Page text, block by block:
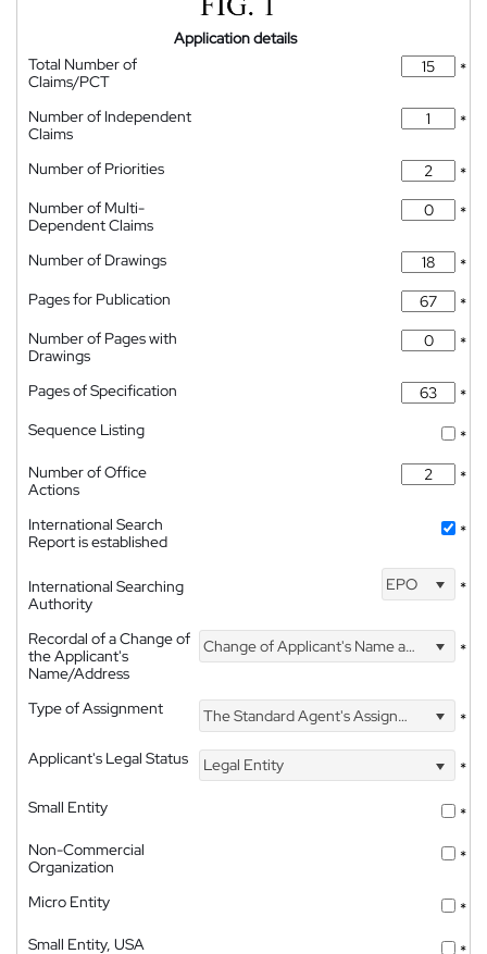
Application details
Total Number of
Claims/PCT
*
Number of Independent
Claims
*
Number of Priorities
*
Number of Multi-
Dependent Claims
*
Number of Drawings
*
Pages for Publication
*
Number of Pages with
Drawings
*
Pages of Specification
*
Sequence Listing
*
Number of Office
Actions
*
International Search
Report is established
*
International Searching
Authority
EPO *
Recordal of a Change of
the Applicant's
Name/Address
Change of Applicant's Name and Address *
Type of Assignment The Standard Agent's Assignment
*
Applicant's Legal Status
Legal Entity
*
Small Entity
*
Non-Commercial
Organization
*
Micro Entity
*
Small Entity, USA